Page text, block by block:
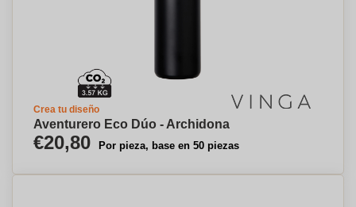
Crea tu diseño
Aventurero Eco Dúo - Archidona
€20,80 Por pieza, base en 50 piezas